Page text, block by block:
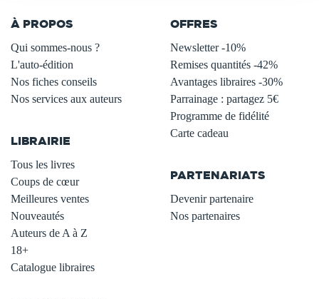
À PROPOS
Qui sommes-nous ?
L'auto-édition
Nos fiches conseils
Nos services aux auteurs
LIBRAIRIE
Tous les livres
Coups de cœur
Meilleures ventes
Nouveautés
Auteurs de A à Z
18+
Catalogue libraires
OFFRES
Newsletter -10%
Remises quantités -42%
Avantages libraires -30%
Parrainage : partagez 5€
Programme de fidélité
Carte cadeau
PARTENARIATS
Devenir partenaire
Nos partenaires